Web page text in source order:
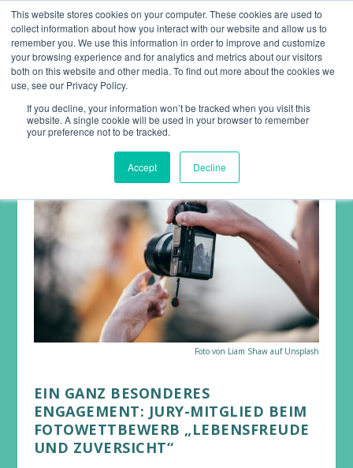
This website stores cookies on your computer. These cookies are used to
collect information about how you interact with our website and allow us to
remember you. We use this information in order to improve and customize
your browsing experience and for analytics and metrics about our visitors
both on this website and other media. To find out more about the cookies we
use, see our Privacy Policy.
If you decline, your information won’t be tracked when you visit this
website. A single cookie will be used in your browser to remember
your preference not to be tracked.
Accept Decline
Foto von Liam Shaw auf Unsplash
EIN GANZ BESONDERES
ENGAGEMENT: JURY-MITGLIED BEIM
FOTOWETTBEWERB „LEBENSFREUDE
UND ZUVERSICHT“